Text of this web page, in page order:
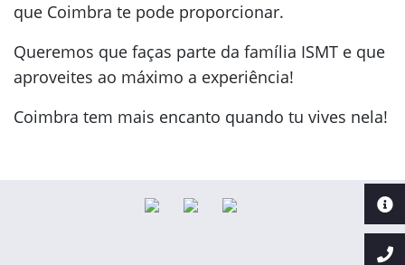
que Coimbra te pode proporcionar.
Queremos que faças parte da família ISMT e que
aproveites ao máximo a experiência!
Coimbra tem mais encanto quando tu vives nela!